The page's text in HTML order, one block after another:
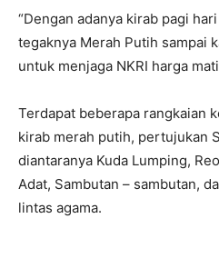
“Dengan adanya kirab pagi
tegaknya Merah Putih sampai
untuk menjaga NKRI harga
Terdapat beberapa rangkaian
kirab merah putih, pertujukan
diantaranya Kuda Lumping,
Adat, Sambutan – sambutan,
lintas agama.